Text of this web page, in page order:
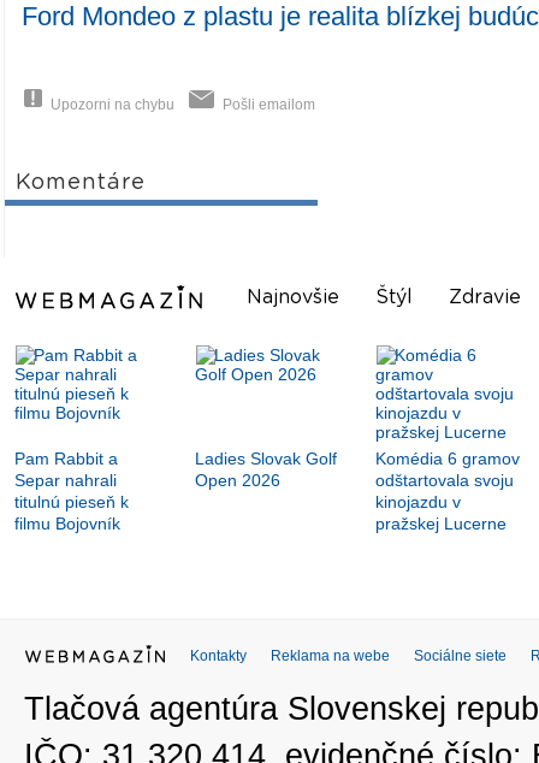
Ford Mondeo z plastu je realita blízkej
Upozorni na chybu Pošli emailom
Komentáre
Najnovšie Štýl Zdravie
Pam Rabbit a
Separ nahrali
titulnú pieseň k
filmu Bojovník
Ladies Slovak Golf
Open 2026
Komédia 6 gramov
odštartovala svoju
kinojazdu v
pražskej Lucerne
Kontakty Reklama na webe Sociálne siete
Tlačová agentúra Slovenskej